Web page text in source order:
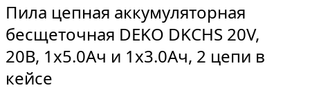
Пила цепная аккумуляторная
бесщеточная DEKO DKCHS 20V,
20В, 1x5.0Ач и 1x3.0Ач, 2 цепи в
кейсе